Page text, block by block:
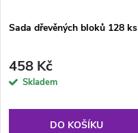
Sada dřevěných bloků 128 ks
458 Kč
Skladem
DO KOŠÍKU